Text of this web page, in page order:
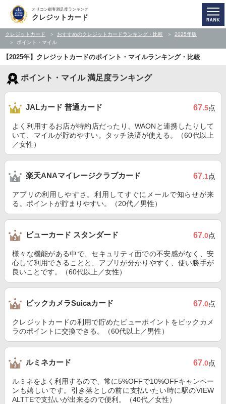
オリコン顧客満足度ランキング
クレジットカード
クレジットカード おすすめのクレジットカードランキング・比較
2025年版
ポイント・マイル
【2025年】クレジットカードのポイント・マイルランキング・比較
ポイント・マイル 満足度ランキング
JALカード 普通カード 67.5点
よく利用するお店が特約店だったり、WAONと連携したりして
いて、マイルが貯めやすい。タッチ決済が使える。（60代以上
／女性）
楽天ANAマイレージクラブカード 67.1点
アプリの利用しやすさ。利用してすぐにメールで知らせが来
る。ポイントが貯まりやすい。（20代／男性）
ビューカード スタンダード 67.0点
様々な機能がある中で、セキュリティ面での不安感がなく、安
心して利用できることと、アプリが分かりやすく、使い勝手が
良いことです。（60代以上／女性）
ビックカメラSuicaカード 67.0点
クレジットカードの利用で貯めたビューポイントをビックカメ
ラのポイントに交換できる。（60代以上／男性）
ルミネカード 67.0点
ルミネをよく利用するので、常に5%OFFで10%OFFキャンペー
ンも嬉しいです。引き落としの前に支払いたい時に駅のVIEW
ALTTEで支払いが出来るので便利。（40代／女性）